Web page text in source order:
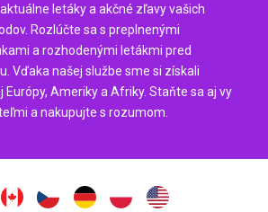
letáky a akčné zľavy vašich
Rozlúčte sa s preplnenými
a rozhodenými letákmi pred
Vďaka našej službe sme si získali
Európy, Ameriky a Afriky. Staňte sa aj vy
a nakupujte s rozumom.